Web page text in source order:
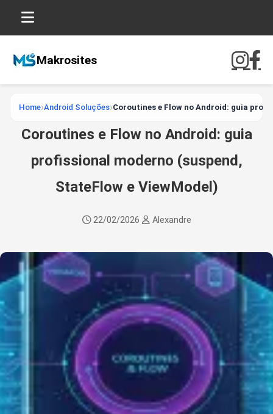
Makrosites
Home Android Soluções Coroutines e Flow no Android: guia
Coroutines e Flow no Android: guia
profissional moderno (suspend,
StateFlow e ViewModel)
22/02/2026 Alexandre